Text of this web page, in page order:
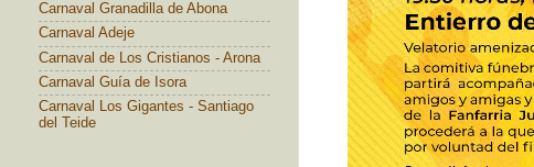
Carnaval Granadilla de Abona
Carnaval Adeje
Carnaval de Los Cristianos - Arona
Carnaval Guía de Isora
Carnaval Los Gigantes - Santiago
del Teide